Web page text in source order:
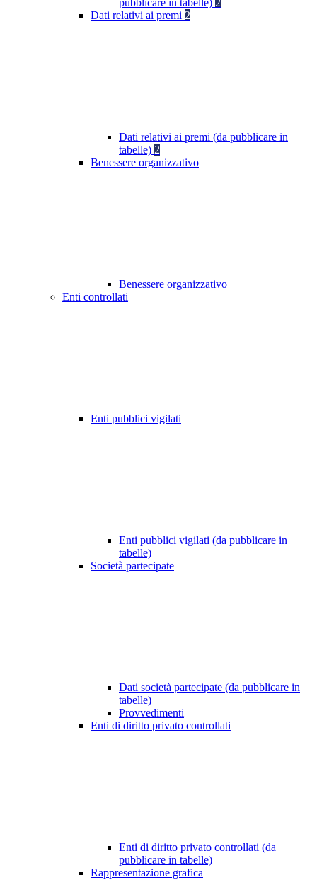
pubblicare in tabelle) 2
Dati relativi ai premi 2
Dati relativi ai premi (da pubblicare in
tabelle) 2
Benessere organizzativo
Benessere organizzativo
Enti controllati
Enti pubblici vigilati
Enti pubblici vigilati (da pubblicare in
tabelle)
Società partecipate
Dati società partecipate (da pubblicare in
tabelle)
Provvedimenti
Enti di diritto privato controllati
Enti di diritto privato controllati (da
pubblicare in tabelle)
Rappresentazione grafica